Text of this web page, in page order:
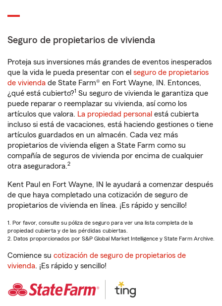
Seguro de propietarios de vivienda
Proteja sus inversiones más grandes de eventos inesperados
que la vida le pueda presentar con el seguro de propietarios
de vivienda de State Farm® en Fort Wayne, IN. Entonces,
¿qué está cubierto?1 Su seguro de vivienda le garantiza que
puede reparar o reemplazar su vivienda, así como los
artículos que valora. La propiedad personal está cubierta
incluso si está de vacaciones, está haciendo gestiones o tiene
artículos guardados en un almacén. Cada vez más
propietarios de vivienda eligen a State Farm como su
compañía de seguros de vivienda por encima de cualquier
otra aseguradora.2
Kent Paul en Fort Wayne, IN le ayudará a comenzar después
de que haya completado una cotización de seguro de
propietarios de vivienda en línea. ¡Es rápido y sencillo!
1. Por favor, consulte su póliza de seguro para ver una lista completa de la
propiedad cubierta y de las pérdidas cubiertas.
2. Datos proporcionados por S&P Global Market Intelligence y State Farm Archive.
Comience su cotización de seguro de propietarios de
vivienda. ¡Es rápido y sencillo!